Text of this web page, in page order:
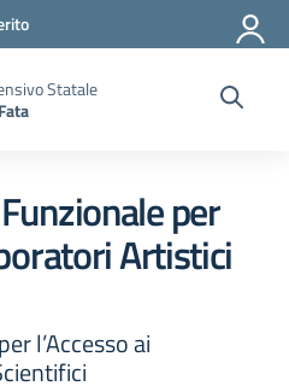
Statale
per
Artistici
l’Accesso ai